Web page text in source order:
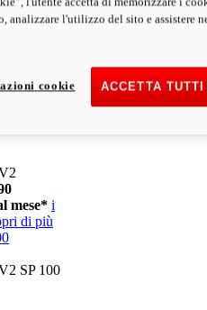
di più
mese* i
di più
SP 100
analizzare l'utilizzo del sito e assistere
ACCETTA
cookie